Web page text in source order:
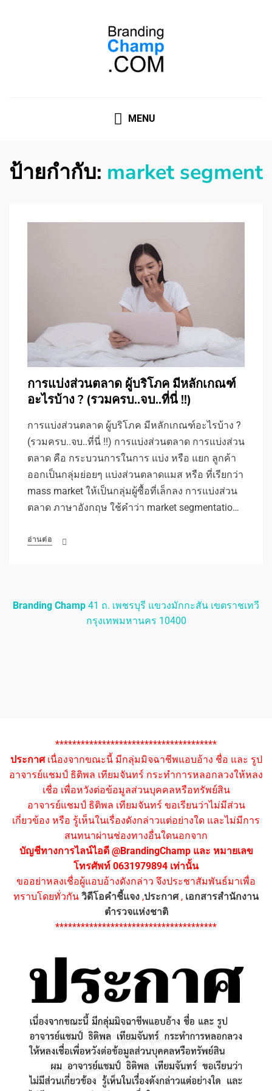
MENU
ป้ายกำกับ: market segment
การแบ่งส่วนตลาด ผู้บริโภค มีหลักเกณฑ์
อะไรบ้าง ? (รวมครบ..จบ..ที่นี่ !!)
การแบ่งส่วนตลาด ผู้บริโภค มีหลักเกณฑ์อะไรบ้าง ?
(รวมครบ..จบ..ที่นี่ !!) การแบ่งส่วนตลาด การแบ่งส่วน
ตลาด คือ กระบวนการในการ แบ่ง หรือ แยก ลูกค้า
ออกเป็นกลุ่มย่อยๆ แบ่งส่วนตลาดแมส หรือ ที่เรียกว่า
mass market ให้เป็นกลุ่มผู้ซื้อที่เล็กลง การแบ่งส่วน
ตลาด ภาษาอังกฤษ ใช้คำว่า market segmentatio…
อ่านต่อ
Branding Champ 41 ถ. เพชรบุรี แขวงมักกะสัน เขตราชเทวี
กรุงเทพมหานคร 10400
**************************************
ประกาศเนื่องจากขณะนี้ มีกลุ่มมิจฉาชีพแอบอ้าง ชื่อ และ รูป
อาจารย์แชมป์ ธิติพล เทียมจันทร์ กระทำการหลอกลวงให้หลง
เชื่อ เพื่อหวังต่อข้อมูลส่วนบุคคลหรือทรัพย์สิน
อาจารย์แชมป์ ธิติพล เทียมจันทร์ ขอเรียนว่าไม่มีส่วน
เกี่ยวข้อง หรือ รู้เห็นในเรื่องดังกล่าวแต่อย่างใด และไม่มีการ
สนทนาผ่านช่องทางอื่นใดนอกจาก
บัญชีทางการไลน์ไอดี @BrandingChamp และ หมายเลข
โทรศัพท์ 0631979894 เท่านั้น
ขออย่าหลงเชื่อผู้แอบอ้างดังกล่าว จึงประชาสัมพันธ์มาเพื่อ
ทราบโดยทั่วกัน วิดีโอคำชี้แจง ,ประกาศ, เอกสารสำนักงาน
ตำรวจแห่งชาติ
**************************************